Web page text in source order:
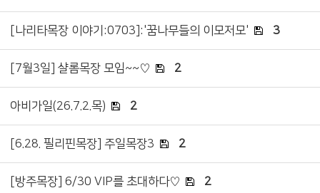
[나리타목장 이야기:0703]:'꿈나무들의 이모저모' 3
[7월3일] 샬롬목장 모임~~♡ 2
아비가일(26.7.2.목) 2
[6.28. 필리핀목장] 주일목장3 2
[방주목장] 6/30 VIP를 초대하다♡ 2